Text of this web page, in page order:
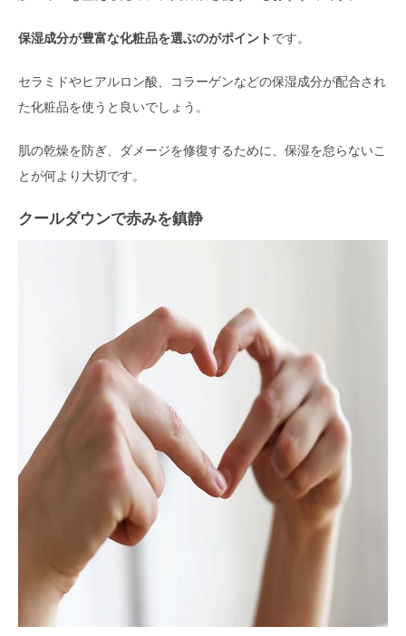
保湿成分が豊富な化粧品を選ぶのがポイント です。
セラミドやヒアルロン酸、コラーゲンなどの保湿成分が配合され
た化粧品を使うと良いでしょう。
肌の乾燥を防ぎ、ダメージを修復するために、保湿を怠らないこ
とが何より大切です。
クールダウンで赤みを鎮静